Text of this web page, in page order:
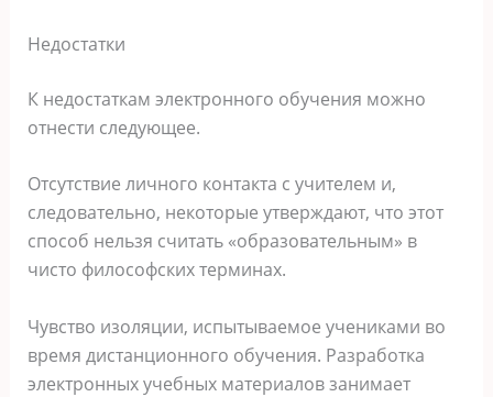
Недостатки
К недостаткам электронного обучения можно
отнести следующее.
Отсутствие личного контакта с учителем и,
следовательно, некоторые утверждают, что этот
способ нельзя считать «образовательным» в
чисто философских терминах.
Чувство изоляции, испытываемое учениками во
время дистанционного обучения. Разработка
электронных учебных материалов занимает